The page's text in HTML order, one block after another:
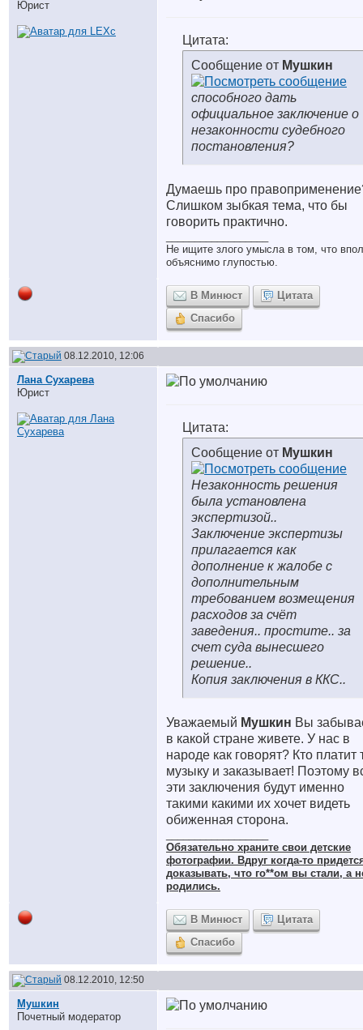
Юрист
Цитата:
Сообщение от Мушкин
способного дать
официальное заключение о
незаконности судебного
постановления?
Думаешь про
Слишком зыбкая тема, что бы
говорить практично.
Не ищите злого умысла в том, что
объяснимо глупостью.
В Минюст
Цитата
Спасибо
08.12.2010, 12:06
Лана Сухарева
Юрист
Цитата:
Сообщение от Мушкин
Незаконность решения
была установлена
экспертизой..
Заключение экспертизы
прилагается как
дополнение к жалобе с
дополнительным
требованием возмещения
расходов за счёт
заведения.. простите.. за
счет суда вынесшего
решение..
Копия заключения в ККС..
Уважаемый Мушкин Вы
в какой стране живете. У нас в
народе как говорят? Кто платит
музыку и заказывает! Поэтому
эти заключения будут именно
такими какими их хочет видеть
обиженная сторона.
Обязательно храните cвои детские
фотографии. Вдруг когда-то
доказывать, что го**ом вы стали, а
родились.
В Минюст
Цитата
Спасибо
08.12.2010, 12:50
Мушкин
Почетный модератор